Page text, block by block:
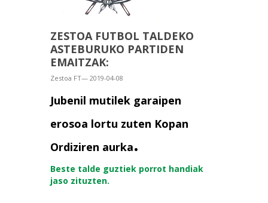
ZESTOA FUTBOL TALDEKO
ASTEBURUKO PARTIDEN
EMAITZAK:
Zestoa FT— 2019-04-08
Jubenil mutilek garaipen
erosoa lortu zuten Kopan
Ordiziren aurka.
Beste talde guztiek porrot handiak
jaso zituzten.